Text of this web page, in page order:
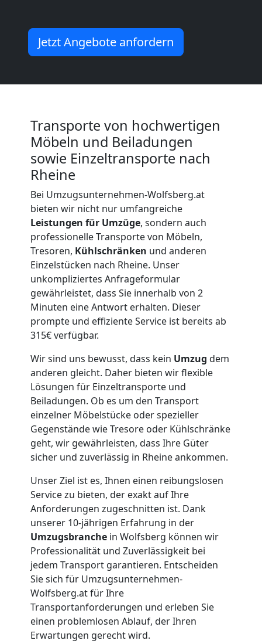
Jetzt Angebote anfordern
Transporte von hochwertigen
Möbeln und Beiladungen
sowie Einzeltransporte nach
Rheine
Bei Umzugsunternehmen-Wolfsberg.at
bieten wir nicht nur umfangreiche
Leistungen für Umzüge, sondern auch
professionelle Transporte von Möbeln,
Tresoren, Kühlschränken und anderen
Einzelstücken nach Rheine. Unser
unkompliziertes Anfrageformular
gewährleistet, dass Sie innerhalb von 2
Minuten eine Antwort erhalten. Dieser
prompte und effiziente Service ist bereits ab
315€ verfügbar.
Wir sind uns bewusst, dass kein Umzug dem
anderen gleicht. Daher bieten wir flexible
Lösungen für Einzeltransporte und
Beiladungen. Ob es um den Transport
einzelner Möbelstücke oder spezieller
Gegenstände wie Tresore oder Kühlschränke
geht, wir gewährleisten, dass Ihre Güter
sicher und zuverlässig in Rheine ankommen.
Unser Ziel ist es, Ihnen einen reibungslosen
Service zu bieten, der exakt auf Ihre
Anforderungen zugeschnitten ist. Dank
unserer 10-jährigen Erfahrung in der
Umzugsbranche in Wolfsberg können wir
Professionalität und Zuverlässigkeit bei
jedem Transport garantieren. Entscheiden
Sie sich für Umzugsunternehmen-
Wolfsberg.at für Ihre
Transportanforderungen und erleben Sie
einen problemlosen Ablauf, der Ihren
Erwartungen gerecht wird.
Umzug
Wolfsberg
Wolfsberg
Umzug
und
Lagerung
Wolfsberg
Full-
Service-
Umzug
Wolfsberg
Qualitäts-
Umzüge
Wolfsberg
Vereinsumzug
Wolfsberg
Anfrage